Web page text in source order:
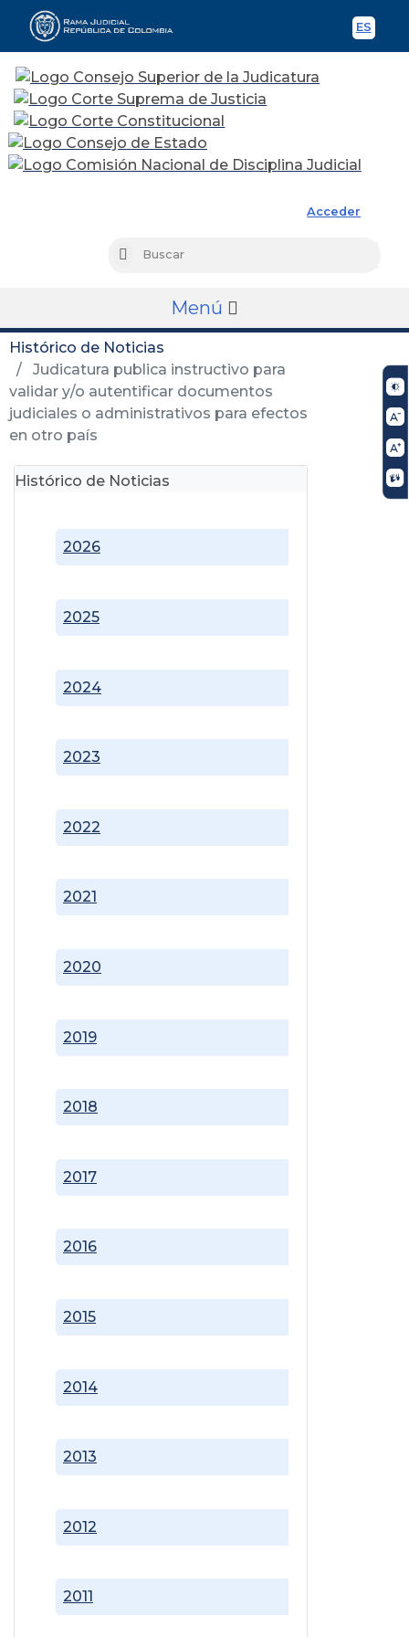
ES
Acceder
Buscar
Menú
Histórico de Noticias
Judicatura publica instructivo para
validar y/o autentificar documentos
judiciales o administrativos para efectos
en otro país
Histórico de Noticias
2011
2012
2013
2014
2015
2016
2017
2018
2019
2020
2021
2022
2023
2024
2025
2026